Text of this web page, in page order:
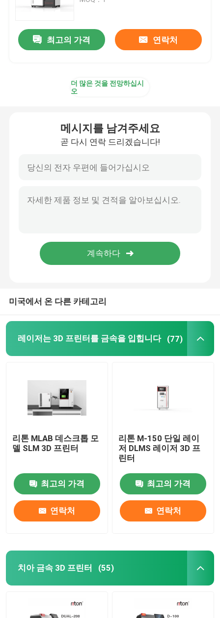
보석 3D 프린터
SLA 3D 수지 프린터
레이저 소결기
티타늄 3d 프린터
와이어 굽기 기계 DMIS-V1
와이어 굽기 기계 DMIS-V1
최고의 가격 연락처
더 많은 것을 전망하십시
오
메시지를 남겨주세요
곧 다시 연락 드리겠습니다!
미국에서 온 다른 카테고리
레이저는 3D 프린터를 금속을 입힙니다 (77)
리톤 MLAB 데스크톱 모
델 SLM 3D 프린터
최고의 가격
연락처
리톤 M-150 단일 레이
저 DLMS 레이저 3D 프
린터
최고의 가격
연락처
치아 금속 3D 프린터 (55)